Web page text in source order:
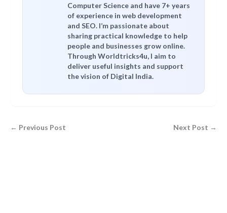
Computer Science and have 7+ years
of experience in web development
and SEO. I’m passionate about
sharing practical knowledge to help
people and businesses grow online.
Through Worldtricks4u, I aim to
deliver useful insights and support
the vision of Digital India.
← Previous Post Next Post →